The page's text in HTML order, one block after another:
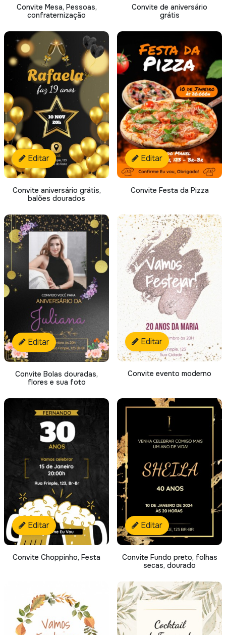
Convite Mesa, Pessoas,
confraternização
Convite de aniversário
grátis
Editar
Convite aniversário grátis,
balões dourados
Editar
Convite Festa da Pizza
Editar
Convite Bolas douradas,
flores e sua foto
Editar
Convite evento moderno
Editar
Convite Choppinho, Festa
Editar
Convite Fundo preto, folhas
secas, dourado